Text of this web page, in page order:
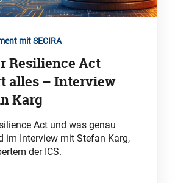
mit SECIRA
Resilience Act
alles – Interview
Karg
Act und was genau
im Interview mit Stefan Karg,
der ICS.